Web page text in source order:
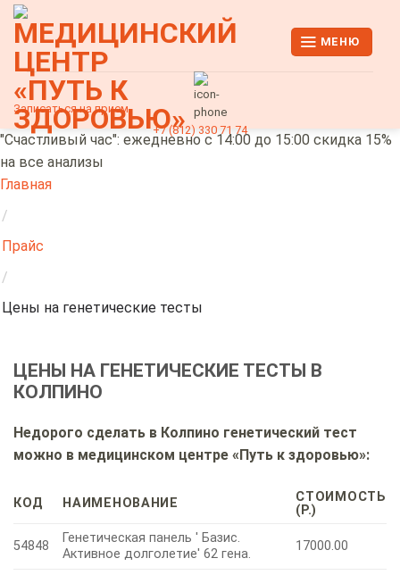
Skip
content
МЕНЮ
+7 (812) 330 71 74
Записаться на прием
"Счастливый час": ежедневно с 14:00 до 15:00 скидка 15%
на все анализы
Главная
/
Прайс
/
Цены на генетические тесты
ЦЕНЫ НА ГЕНЕТИЧЕСКИЕ ТЕСТЫ В
КОЛПИНО
Недорого сделать в Колпино генетический тест
можно в медицинском центре «Путь к здоровью»:
КОД НАИМЕНОВАНИЕ
СТОИМОСТЬ
(Р.)
54848
Генетическая панель ' Базис.
Активное долголетие' 62 гена.
17000.00